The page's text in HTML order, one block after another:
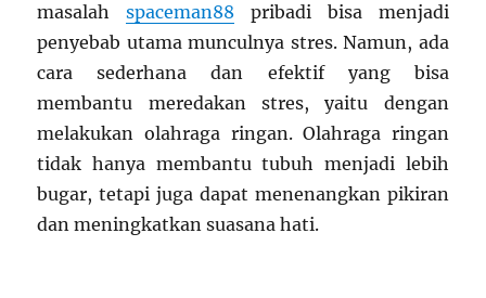
masalahspaceman88 pribadi bisa menjadi
penyebab utama munculnya stres. Namun, ada
cara sederhana dan efektif yang bisa
membantu meredakan stres, yaitu dengan
melakukan olahraga ringan. Olahraga ringan
tidak hanya membantu tubuh menjadi lebih
bugar, tetapi juga dapat menenangkan pikiran
dan meningkatkan suasana hati.